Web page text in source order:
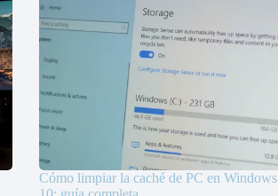
Cómo limpiar la caché de PC en Windows